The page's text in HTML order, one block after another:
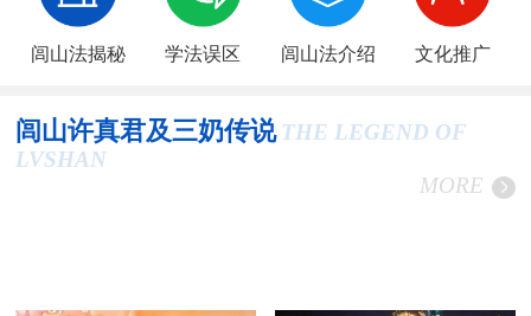
闾山法揭秘 学法误区 闾山法介绍 文化推广
闾山许真君及三奶传说 THE LEGEND OF
LVSHAN
MORE